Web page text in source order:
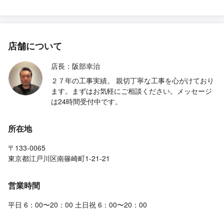
店舗について
店長：阪部幸治
２７年の工事実績。 親切丁寧な工事を心がけており
ます。まずはお気軽にご相談ください。メッセージ
は24時間受付中です。
所在地
〒133-0065
東京都江戸川区南篠崎町1-21-21
営業時間
平日 6：00〜20：00 土日祝 6：00〜20：00